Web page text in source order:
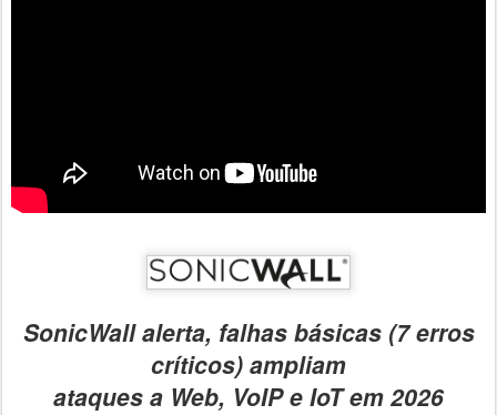
SonicWall alerta, falhas básicas (7 erros
críticos) ampliam
ataques a Web, VoIP e IoT em 2026